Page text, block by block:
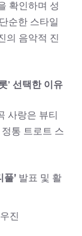
확인하며 성
순한 스타일
의 음악적 진
’ 선택한 이유
사랑은 뷰티
통 트로트 스
풀’ 발표 및 활
진